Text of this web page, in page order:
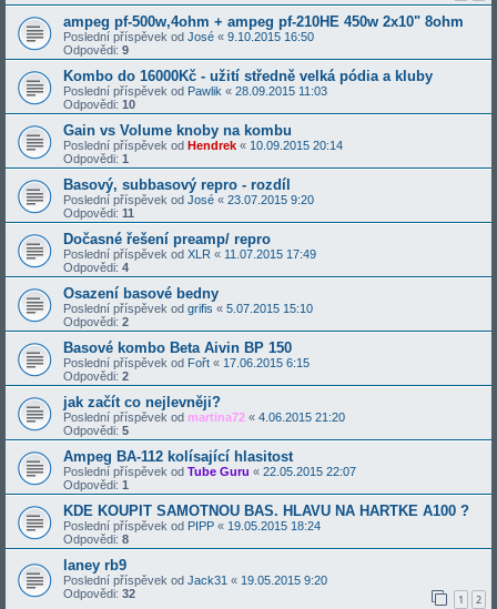
ampeg pf-500w,4ohm + ampeg pf-210HE 450w 2x10" 8ohm
Poslední příspěvek od José « 9.10.2015 16:50
Odpovědi: 9
Kombo do 16000Kč - užití středně velká pódia a kluby
Poslední příspěvek od Pawlik « 28.09.2015 11:03
Odpovědi: 10
Gain vs Volume knoby na kombu
Poslední příspěvek od Hendrek « 10.09.2015 20:14
Odpovědi: 1
Basový, subbasový repro - rozdíl
Poslední příspěvek od José « 23.07.2015 9:20
Odpovědi: 11
Dočasné řešení preamp/ repro
Poslední příspěvek od XLR « 11.07.2015 17:49
Odpovědi: 4
Osazení basové bedny
Poslední příspěvek od grifis « 5.07.2015 15:10
Odpovědi: 2
Basové kombo Beta Aivin BP 150
Poslední příspěvek od Fořt « 17.06.2015 6:15
Odpovědi: 2
jak začít co nejlevněji?
Poslední příspěvek od martina72 « 4.06.2015 21:20
Odpovědi: 5
Ampeg BA-112 kolísající hlasitost
Poslední příspěvek od Tube Guru « 22.05.2015 22:07
Odpovědi: 1
KDE KOUPIT SAMOTNOU BAS. HLAVU NA HARTKE A100 ?
Poslední příspěvek od PIPP « 19.05.2015 18:24
Odpovědi: 8
laney rb9
Poslední příspěvek od Jack31 « 19.05.2015 9:20
Odpovědi: 32 1 2